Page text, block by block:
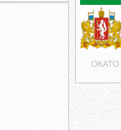
ОКАТО: